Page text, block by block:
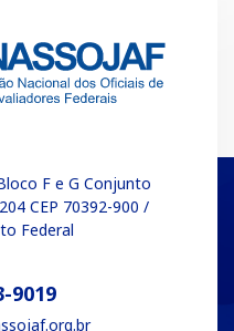
F e G Conjunto
CEP 70392-900 /
Federal
9019